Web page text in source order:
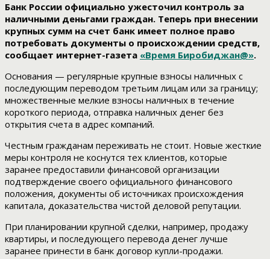
Банк России официально ужесточил контроль за
наличными деньгами граждан. Теперь при внесении
крупных сумм на счет банк имеет полное право
потребовать документы о происхождении средств,
сообщает интернет-газета «Время Биробиджан@».
Основания — регулярные крупные взносы наличных с
последующим переводом третьим лицам или за границу;
множественные мелкие взносы наличных в течение
короткого периода, отправка наличных денег без
открытия счета в адрес компаний.
Честным гражданам переживать не стоит. Новые жесткие
меры контроля не коснутся тех клиентов, которые
заранее предоставили финансовой организации
подтверждение своего официального финансового
положения, документы об источниках происхождения
капитала, доказательства чистой деловой репутации.
При планировании крупной сделки, например, продажу
квартиры, и последующего перевода денег лучше
заранее принести в банк договор купли-продажи.